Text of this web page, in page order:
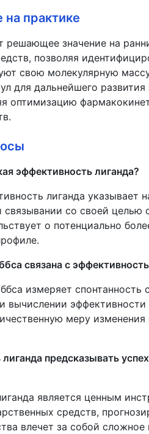
практике
решающее значение на
позволяя
свою молекулярную
для дальнейшего развития
оптимизацию
эффективность лиганда?
лиганда указывает
со своей целью
о потенциально
связана с
измеряет спонтанность
вычислении эффективности
меру изменения
предсказывать
является ценным
средств,
влечет за собой